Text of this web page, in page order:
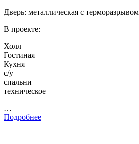
Дверь: металлическая с терморазрывом
В проекте:
Холл
Гостиная
Кухня
с/у
спальни
техническое
…
Подробнее